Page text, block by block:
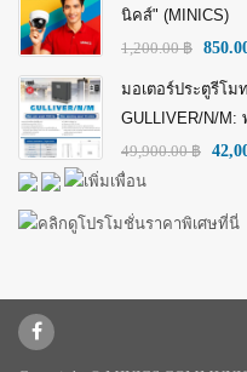
นิคส์" (MINICS)
1,200.00฿
มอเตอร์ประตูรีโม
GULLIVER/N/
49,900.00฿